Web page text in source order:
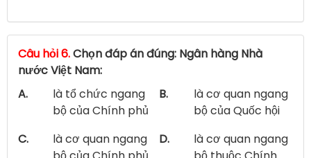
Câu hỏi 6.Chọn đáp án đúng: Ngân hàng Nhà
nước Việt Nam:
A.
là tổ chức ngang
bộ của Chính phủ
B.
là cơ quan ngang
bộ của Quốc hội
C.
là cơ quan ngang
D.
là cơ quan ngang